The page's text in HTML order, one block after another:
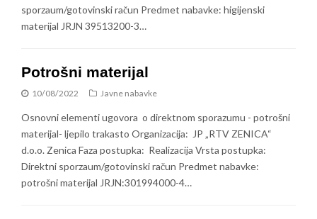
sporzaum/gotovinski račun Predmet nabavke: higijenski
materijal JRJN 39513200-3…
Potrošni materijal
10/08/2022 Javne nabavke
Osnovni elementi ugovora o direktnom sporazumu - potrošni
materijal- ljepilo trakasto Organizacija: JP „RTV ZENICA“
d.o.o. Zenica Faza postupka: Realizacija Vrsta postupka:
Direktni sporzaum/gotovinski račun Predmet nabavke:
potrošni materijal JRJN:301994000-4…